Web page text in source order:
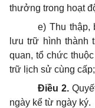
thưởng trong hoạt
e) Thu thập,
lưu trữ hình thành
quan, tổ chức
trữ lịch sử cùng cấp;
Điều 2.
ngày kể từ ngày ký.